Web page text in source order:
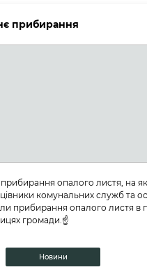
прибирання
прибирання опалого листя, на
комунальних служб та
прибирання опалого листя в
громади.☝️
Новини